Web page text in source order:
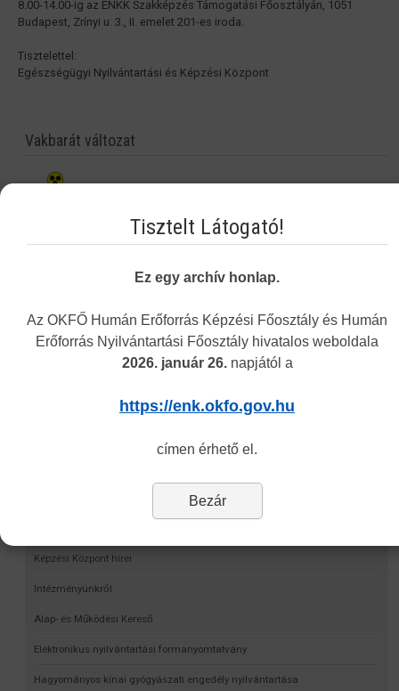
8.00-14.00-ig az ENKK Szakképzés Támogatási Főosztályán, 1051
Budapest, Zrínyi u. 3., II. emelet 201-es iroda.
Tisztelettel:
Egészségügyi Nyilvántartási és Képzési Központ
Vakbarát változat
Képzési Központ hírei
Intézményünkről
Alap- és Működési Kereső
Elektronikus nyilvántartási formanyomtatvány
Hagyományos kínai gyógyászati engedély nyilvántartása
Tisztelt Látogató!
Ez egy archív honlap.
Az OKFŐ Humán Erőforrás Képzési Főosztály és Humán
Erőforrás Nyilvántartási Főosztály hivatalos weboldala
2026. január 26.napjától a
https://enk.okfo.gov.hu
címen érhető el.
Bezár